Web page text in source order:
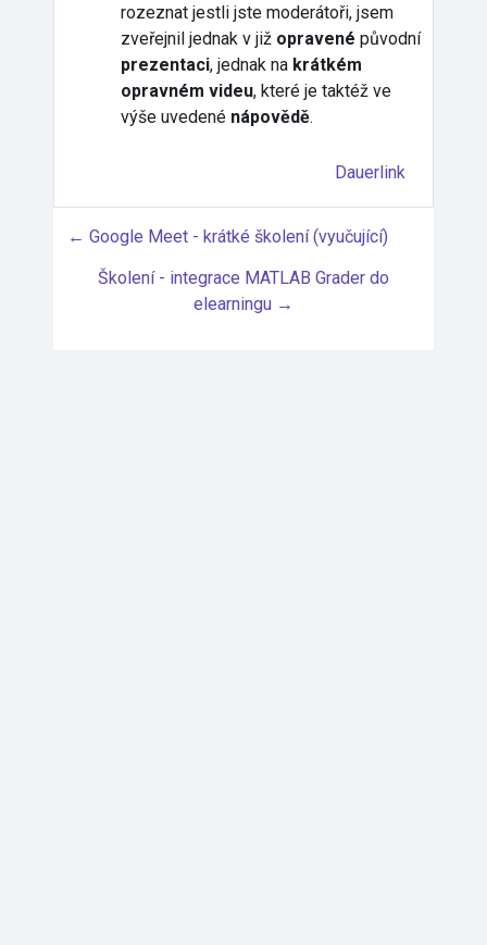
rozeznat jestli jste moderátoři, jsem
zveřejnil jednak v již opravenépůvodní
prezentaci, jednak na krátkém
opravném videu, které je taktéž ve
výše uvedené nápovědě.
Dauerlink
← Google Meet - krátké školení (vyučující)
Školení - integrace MATLAB Grader do
elearningu →